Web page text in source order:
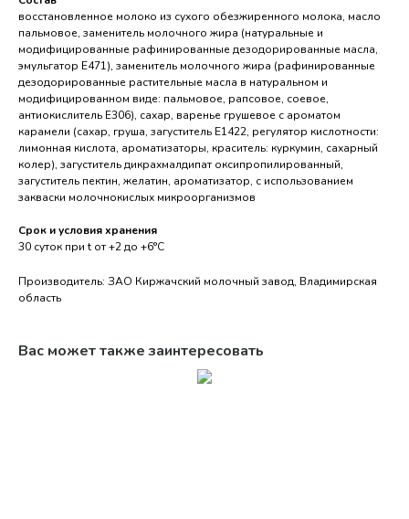
восстановленное молоко из сухого обезжиренного молока, масло
пальмовое, заменитель молочного жира (натуральные и
модифицированные рафинированные дезодорированные масла,
эмульгатор Е471), заменитель молочного жира (рафинированные
дезодорированные растительные масла в натуральном и
модифицированном виде: пальмовое, рапсовое, соевое,
антиокислитель Е306), сахар, варенье грушевое с ароматом
карамели (сахар, груша, загуститель Е1422, регулятор кислотности:
лимонная кислота, ароматизаторы, краситель: куркумин, сахарный
колер), загуститель дикрахмалдипат оксипропилированный,
загуститель пектин, желатин, ароматизатор, с использованием
закваски молочнокислых микроорганизмов
Срок и условия хранения
30 суток при t от +2 до +6°С
Производитель: ЗАО Киржачский молочный завод, Владимирская
область
Вас может также заинтересовать